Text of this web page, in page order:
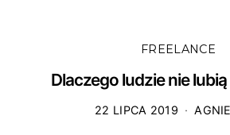
FREELANCE
Dlaczego ludzie nie
22 LIPCA 2019